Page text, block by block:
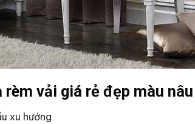
vải giá rẻ đẹp màu
xu hướng